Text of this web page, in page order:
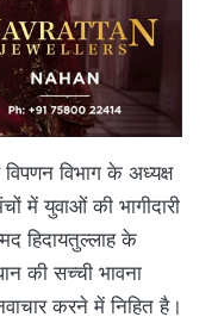
विभाग के अध्यक्ष
में युवाओं की भागीदारी
हिदायतुल्लाह के
की सच्ची भावना
करने में निहित है।